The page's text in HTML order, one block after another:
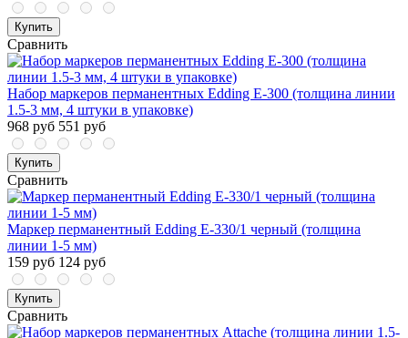
Купить
Сравнить
Набор маркеров перманентных Edding E-300 (толщина линии
1.5-3 мм, 4 штуки в упаковке)
968 руб 551 руб
Купить
Сравнить
Маркер перманентный Edding E-330/1 черный (толщина
линии 1-5 мм)
159 руб 124 руб
Купить
Сравнить